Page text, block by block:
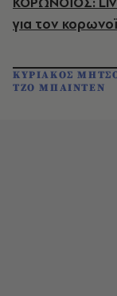
για τον
ΚΥΡΙΑΚΟΣ
ΤΖΟ ΜΠΑΙΝΤΕΝ